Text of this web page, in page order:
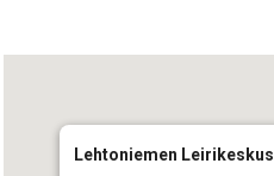
Lehtoniemen Leirikeskus